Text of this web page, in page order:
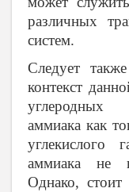
различных
систем.
Следует
контекст
углеродных
аммиака как
углекислого
аммиака не
Однако, стоит